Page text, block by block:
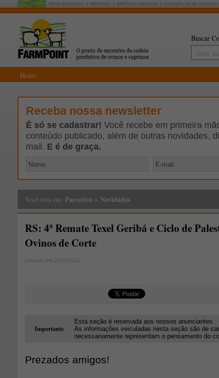
Rede AgriPoint: MilkPoint MilkPoint Mercado Inteligência de Mercado
Buscar
Home
Receba nossa newsletter
É só se cadastrar! Você recebe em primeira
conteúdo publicado, além de outras novidades,
mail. E é de graça.
Você está em: Parceiros > Novidades
RS: 4º Remate Texel Geribá e Ciclo de
Ovinos de Corte
postado em 25/11/2011
Importante
Esta seção é reservada aos nossos anunciantes.
As informações veiculadas nesta seção são de
necessariamente representam o pensamento do
Prezados amigos!